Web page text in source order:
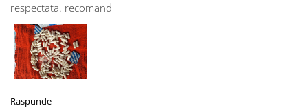
respectata. recomand
Raspunde